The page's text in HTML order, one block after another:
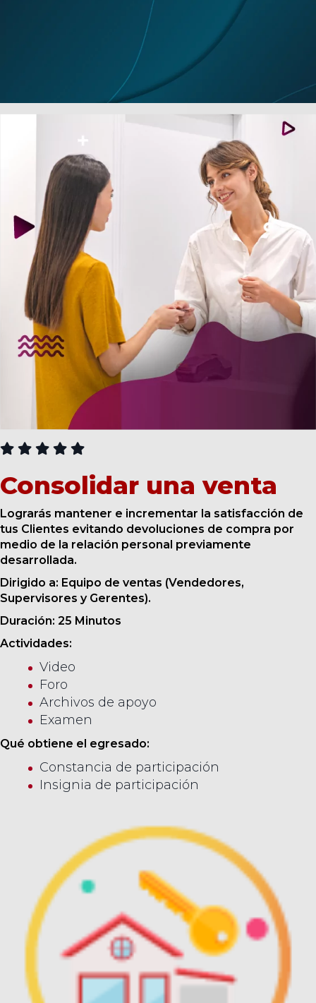
CURSOS
Consolidar una venta
Lograrás mantener e incrementar la satisfacción de
tus Clientes evitando devoluciones de compra por
medio de la relación personal previamente
desarrollada.
Dirigido a: Equipo de ventas (Vendedores,
Supervisores y Gerentes).
Duración: 25 Minutos
Actividades:
Video
Foro
Archivos de apoyo
Examen
Qué obtiene el egresado:
Constancia de participación
Insignia de participación